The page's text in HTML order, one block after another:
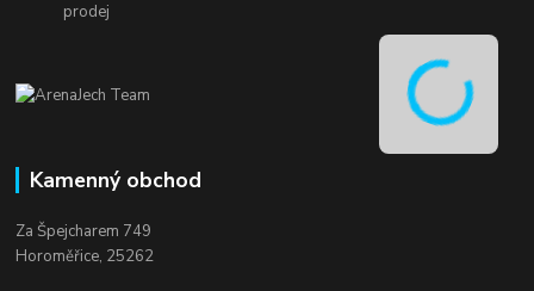
prodej
Kamenný obchod
Za Špejcharem 749
Horoměřice, 25262